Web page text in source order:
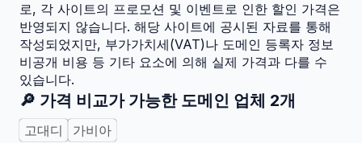
로, 각 사이트의 프로모션 및 이벤트로 인한 할인 가격은
반영되지 않습니다. 해당 사이트에 공시된 자료를 통해
작성되었지만, 부가가치세(VAT)나 도메인 등록자 정보
비공개 비용 등 기타 요소에 의해 실제 가격과 다를 수
있습니다.
🔎 가격 비교가 가능한 도메인 업체 2개
고대디 가비아